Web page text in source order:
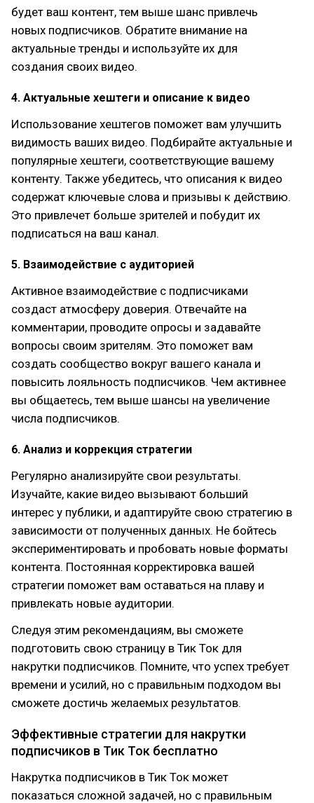
будет ваш контент, тем выше шанс привлечь
новых подписчиков. Обратите внимание на
актуальные тренды и используйте их для
создания своих видео.
4. Актуальные хештеги и описание к видео
Использование хештегов поможет вам улучшить
видимость ваших видео. Подбирайте актуальные и
популярные хештеги, соответствующие вашему
контенту. Также убедитесь, что описания к видео
содержат ключевые слова и призывы к действию.
Это привлечет больше зрителей и побудит их
подписаться на ваш канал.
5. Взаимодействие с аудиторией
Активное взаимодействие с подписчиками
создаст атмосферу доверия. Отвечайте на
комментарии, проводите опросы и задавайте
вопросы своим зрителям. Это поможет вам
создать сообщество вокруг вашего канала и
повысить лояльность подписчиков. Чем активнее
вы общаетесь, тем выше шансы на увеличение
числа подписчиков.
6. Анализ и коррекция стратегии
Регулярно анализируйте свои результаты.
Изучайте, какие видео вызывают больший
интерес у публики, и адаптируйте свою стратегию в
зависимости от полученных данных. Не бойтесь
экспериментировать и пробовать новые форматы
контента. Постоянная корректировка вашей
стратегии поможет вам оставаться на плаву и
привлекать новые аудитории.
Следуя этим рекомендациям, вы сможете
подготовить свою страницу в Тик Ток для
накрутки подписчиков. Помните, что успех требует
времени и усилий, но с правильным подходом вы
сможете достичь желаемых результатов.
Эффективные стратегии для накрутки
подписчиков в Тик Ток бесплатно
Накрутка подписчиков в Тик Ток может
показаться сложной задачей, но с правильным